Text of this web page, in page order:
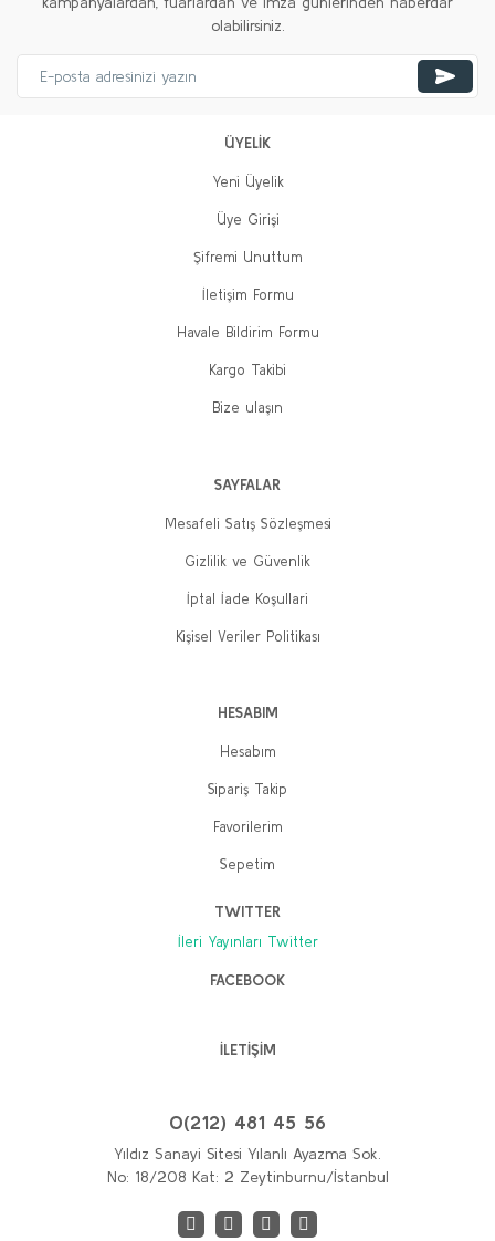
olabilirsiniz.
ÜYELİK
Yeni Üyelik
Üye Girişi
Şifremi Unuttum
İletişim Formu
Havale Bildirim Formu
Kargo Takibi
Bize ulaşın
SAYFALAR
Mesafeli Satış Sözleşmesi
Gizlilik ve Güvenlik
İptal İade Koşullari
Kişisel Veriler Politikası
HESABIM
Hesabım
Sipariş Takip
Favorilerim
Sepetim
TWITTER
İleri Yayınları Twitter
FACEBOOK
İLETİŞİM
0(212) 481 45 56
Yıldız Sanayi Sitesi Yılanlı Ayazma Sok.
No: 18/208 Kat: 2 Zeytinburnu/İstanbul